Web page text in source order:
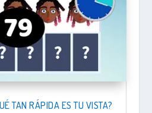
TAN RÁPIDA ES TU VISTA?